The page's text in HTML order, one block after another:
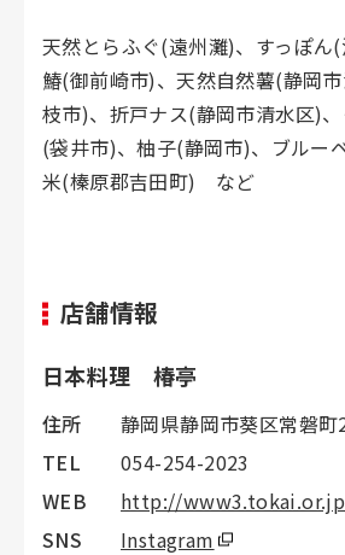
天然とらふぐ(遠州灘)、すっぽん
鰆(御前崎市)、天然自然薯(静岡
枝市)、折戸ナス(静岡市清水区)
(袋井市)、柚子(静岡市)、ブルー
米(榛原郡吉田町) など
店舗情報
日本料理 椿亭
住所
静岡県静岡市葵区常磐
TEL
054-254-2023
WEB
http://
SNS
Instagram